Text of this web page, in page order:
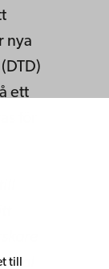
till
nya
ett
val